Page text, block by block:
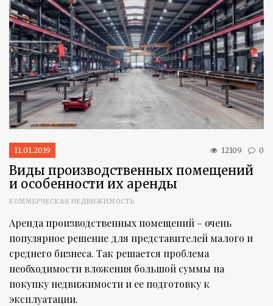
11.01.2019 12109 0
Виды производственных помещений
и особенности их аренды
КОММЕРЧЕСКАЯ НЕДВИЖИМОСТЬ
Аренда производственных помещений – очень
популярное решение для представителей малого и
среднего бизнеса. Так решается проблема
необходимости вложения большой суммы на
покупку недвижимости и ее подготовку к
эксплуатации.